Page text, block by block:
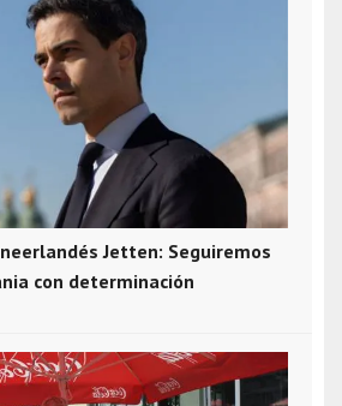
Jetten: Seguiremos
con determinación